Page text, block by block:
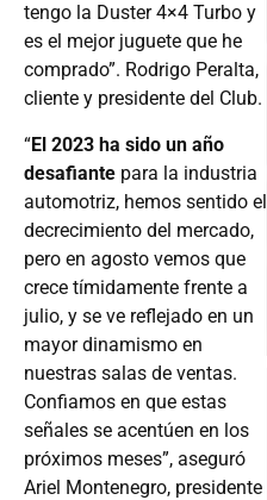
tengo la Duster 4×4 Turbo y
es el mejor juguete que he
comprado”. Rodrigo Peralta,
cliente y presidente del Club.
“El 2023 ha sido un año
desafiante para la industria
automotriz, hemos sentido el
decrecimiento del mercado,
pero en agosto vemos que
crece tímidamente frente a
julio, y se ve reflejado en un
mayor dinamismo en
nuestras salas de ventas.
Confiamos en que estas
señales se acentúen en los
próximos meses”, aseguró
Ariel Montenegro, presidente